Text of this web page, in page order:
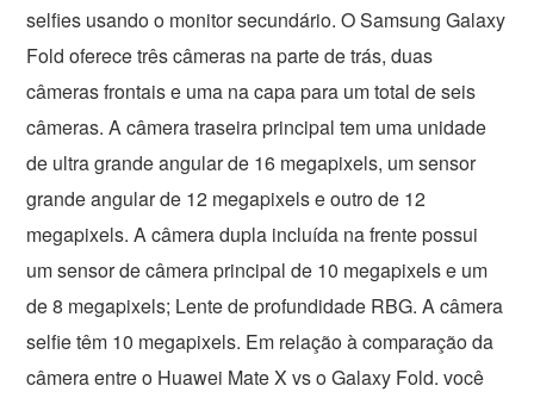
selfies usando o monitor secundário. O Samsung Galaxy
Fold oferece três câmeras na parte de trás, duas
câmeras frontais e uma na capa para um total de seis
câmeras. A câmera traseira principal tem uma unidade
de ultra grande angular de 16 megapixels, um sensor
grande angular de 12 megapixels e outro de 12
megapixels. A câmera dupla incluída na frente possui
um sensor de câmera principal de 10 megapixels e um
de 8 megapixels; Lente de profundidade RBG. A câmera
selfie têm 10 megapixels. Em relação à comparação da
câmera entre o Huawei Mate X vs o Galaxy Fold. você